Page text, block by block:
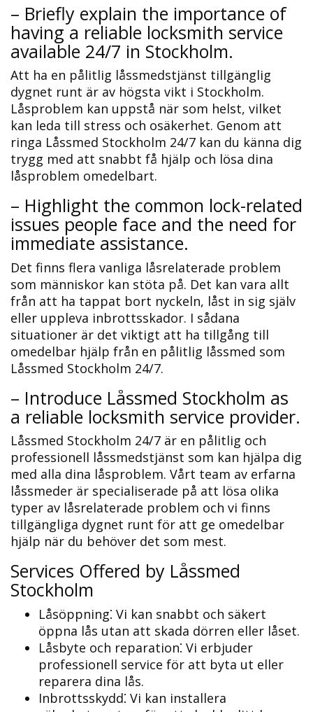
– Briefly explain the importance of
having a reliable locksmith service
available 24/7 in Stockholm.
Att ha en pålitlig låssmedstjänst tillgänglig
dygnet runt är av högsta vikt i Stockholm.​
Låsproblem kan uppstå när som helst, vilket
kan leda till stress och osäkerhet.​ Genom att
ringa Låssmed Stockholm 24/7 kan du känna dig
trygg med att snabbt få hjälp och lösa dina
låsproblem omedelbart.
– Highlight the common lock-related
issues people face and the need for
immediate assistance.​
Det finns flera vanliga låsrelaterade problem
som människor kan stöta på.​ Det kan vara allt
från att ha tappat bort nyckeln, låst in sig själv
eller uppleva inbrottsskador.​ I sådana
situationer är det viktigt att ha tillgång till
omedelbar hjälp från en pålitlig låssmed som
Låssmed Stockholm 24/7.​
– Introduce Låssmed Stockholm as
a reliable locksmith service provider.​
Låssmed Stockholm 24/7 är en pålitlig och
professionell låssmedstjänst som kan hjälpa dig
med alla dina låsproblem.​ Vårt team av erfarna
låssmeder är specialiserade på att lösa olika
typer av låsrelaterade problem och vi finns
tillgängliga dygnet runt för att ge omedelbar
hjälp när du behöver det som mest.​
Services Offered by Låssmed
Stockholm
Låsöppning⁚ Vi kan snabbt och säkert
öppna lås utan att skada dörren eller låset.
Låsbyte och reparation⁚ Vi erbjuder
professionell service för att byta ut eller
reparera dina lås.​
Inbrottsskydd⁚ Vi kan installera